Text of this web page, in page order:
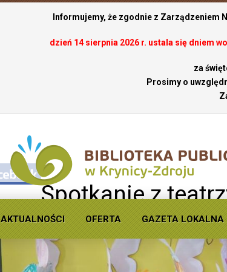
Informujemy, że zgodnie z Zarządzeniem
dzień 14 sierpnia 2026 r. ustala się dniem
za
Prosimy o
AKTUALNOŚCI OFERTA GAZETA LOKALNA
Spotkanie z